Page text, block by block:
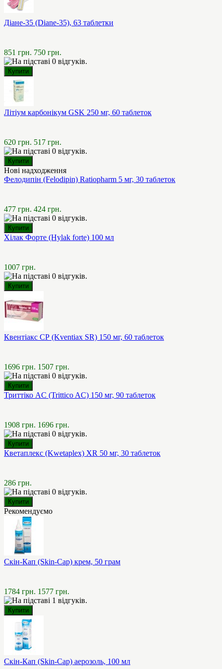
Діане-35 (Diane-35), 63 таблетки
851 грн. 750 грн.
Літіум карбонікум GSK 250 мг, 60 таблеток
620 грн. 517 грн.
Нові надходження
Фелодипін (Felodipin) Ratiopharm 5 мг, 30 таблеток
477 грн. 424 грн.
Хілак Форте (Hylak forte) 100 мл
1007 грн.
Квентіакс СР (Kventiax SR) 150 мг, 60 таблеток
1696 грн. 1507 грн.
Триттіко AC (Trittico AC) 150 мг, 90 таблеток
1908 грн. 1696 грн.
Кветаплекс (Kwetaplex) XR 50 мг, 30 таблеток
286 грн.
Рекомендуємо
Скін-Кап (Skin-Cap) крем, 50 грам
1784 грн. 1577 грн.
Скін-Кап (Skin-Cap) аерозоль, 100 мл